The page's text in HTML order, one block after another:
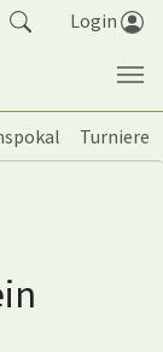
Login
Turniere